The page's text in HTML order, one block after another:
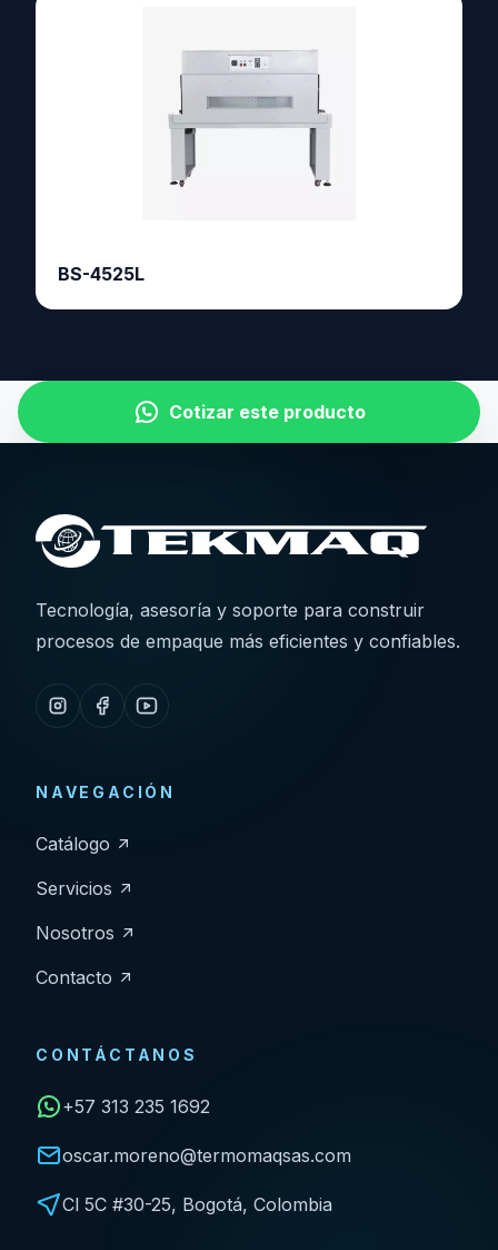
BS-4525L
Cotizar este producto
Tecnología, asesoría y soporte para construir
procesos de empaque más eficientes y confiables.
NAVEGACIÓN
Catálogo
Servicios
Nosotros
Contacto
CONTÁCTANOS
+57 313 235 1692
oscar.moreno@termomaqsas.com
Cl 5C #30-25, Bogotá, Colombia